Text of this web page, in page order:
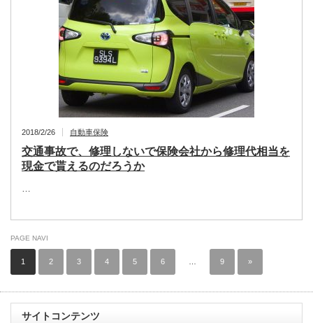
2018/2/26 自動車保険
交通事故で、修理しないで保険会社から修理代相当を
現金で貰えるのだろうか
…
PAGE NAVI
1 2 3 4 5 6 9 »
サイトコンテンツ